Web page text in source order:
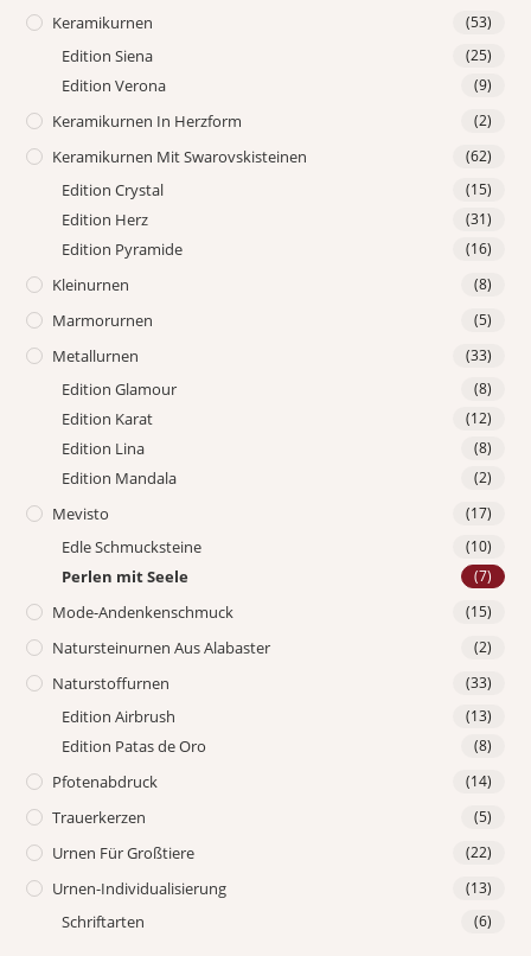
Keramikurnen (53)
Edition Siena (25)
Edition Verona (9)
Keramikurnen In Herzform (2)
Keramikurnen Mit Swarovskisteinen (62)
Edition Crystal (15)
Edition Herz (31)
Edition Pyramide (16)
Kleinurnen (8)
Marmorurnen (5)
Metallurnen (33)
Edition Glamour (8)
Edition Karat (12)
Edition Lina (8)
Edition Mandala (2)
Mevisto (17)
Edle Schmucksteine (10)
Perlen mit Seele (7)
Mode-Andenkenschmuck (15)
Natursteinurnen Aus Alabaster (2)
Naturstoffurnen (33)
Edition Airbrush (13)
Edition Patas de Oro (8)
Pfotenabdruck (14)
Trauerkerzen (5)
Urnen Für Großtiere (22)
Urnen-Individualisierung (13)
Schriftarten (6)